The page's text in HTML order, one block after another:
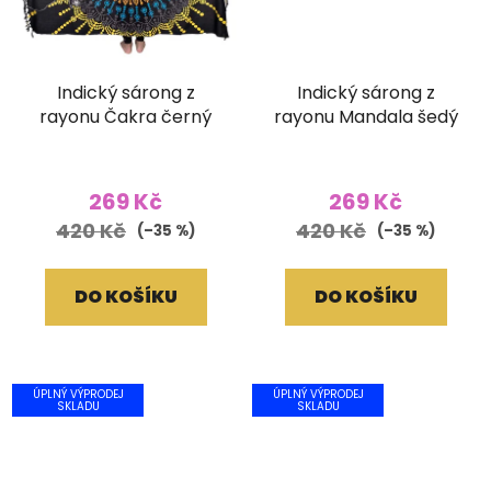
Indický sárong z
rayonu Čakra černý
269 Kč
420 Kč (–35 %)
DO KOŠÍKU
Indický sárong z
rayonu Mandala šedý
269 Kč
420 Kč (–35 %)
DO KOŠÍKU
ÚPLNÝ VÝPRODEJ
SKLADU
ÚPLNÝ VÝPRODEJ
SKLADU